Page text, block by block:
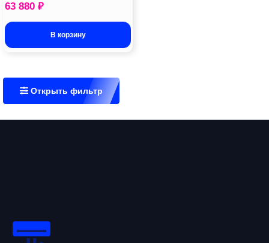
63 880 ₽
В корзину
Открыть фильтр